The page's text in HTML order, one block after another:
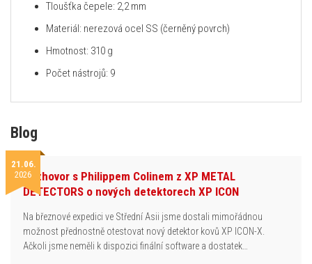
Tloušťka čepele: 2,2 mm
Materiál: nerezová ocel SS (černěný povrch)
Hmotnost: 310 g
Počet nástrojů: 9
Blog
21.06.
2026Rozhovor s Philippem Colinem z XP METAL
DETECTORS o nových detektorech XP ICON
Na březnové expedici ve Střední Asii jsme dostali mimořádnou
možnost přednostně otestovat nový detektor kovů XP ICON-X.
Ačkoli jsme neměli k dispozici finální software a dostatek…